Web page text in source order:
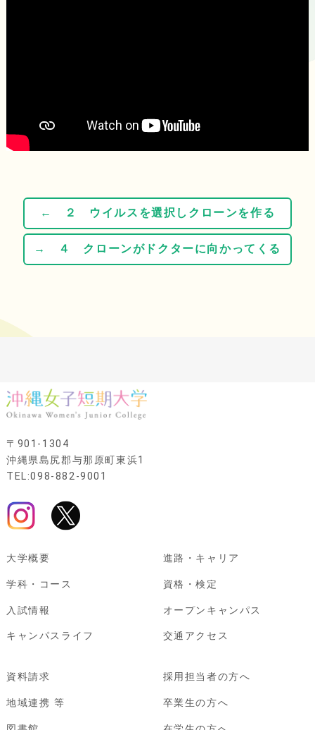
← ２ ウイルスを選択しクローンを作る
→ ４ クローンがドクターに向かってくる
〒901-1304
沖縄県島尻郡与那原町東浜1
TEL:098-882-9001
大学概要
学科・コース
入試情報
キャンパスライフ
進路・キャリア
資格・検定
オープンキャンパス
交通アクセス
資料請求
地域連携 等
採用担当者の方へ
卒業生の方へ